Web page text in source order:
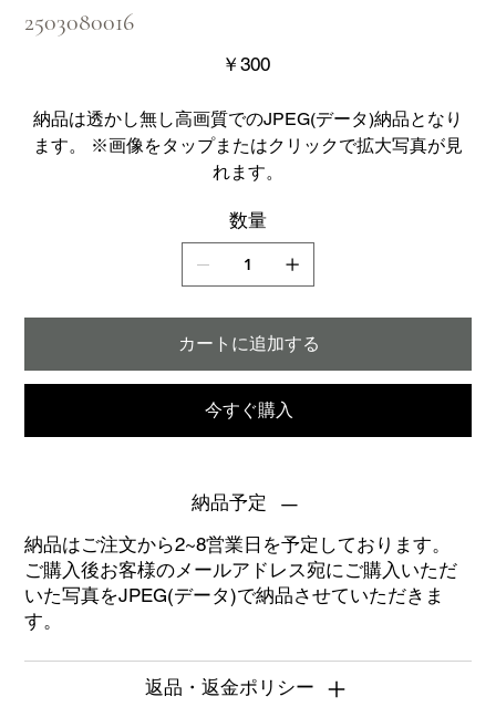
2503080016
価
格
￥300
納品は透かし無し高画質でのJPEG(データ)納品となり
ます。 ※画像をタップまたはクリックで拡大写真が見
れます。
数量
カートに追加する
今すぐ購入
納品予定
納品はご注文から2~8営業日を予定しております。
ご購入後お客様のメールアドレス宛にご購入いただ
いた写真をJPEG(データ)で納品させていただきま
す。
返品・返金ポリシー